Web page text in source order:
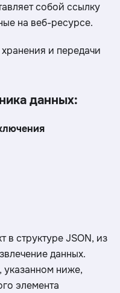
собой ссылку
на веб-ресурсе.
и передачи
данных:
в структуре JSON, из
данных.
ниже,
элемента